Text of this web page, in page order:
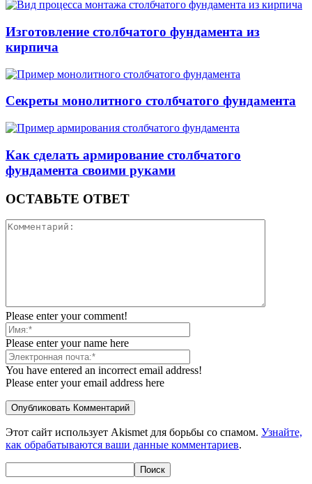
Изготовление столбчатого фундамента из
кирпича
Секреты монолитного столбчатого фундамента
Как сделать армирование столбчатого
фундамента своими руками
ОСТАВЬТЕ ОТВЕТ
Please enter your comment!
Please enter your name here
You have entered an incorrect email address!
Please enter your email address here
Этот сайт использует Akismet для борьбы со спамом. Узнайте,
как обрабатываются ваши данные комментариев.